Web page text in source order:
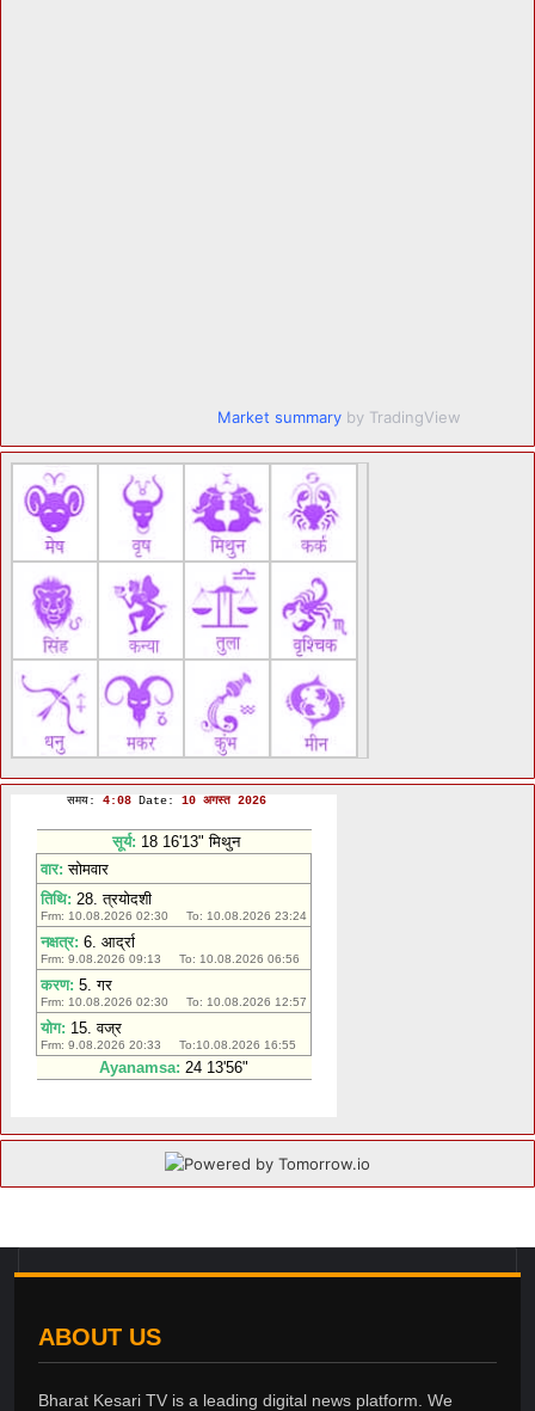
Market summary by TradingView
ABOUT US
Bharat Kesari TV is a leading digital news platform. We